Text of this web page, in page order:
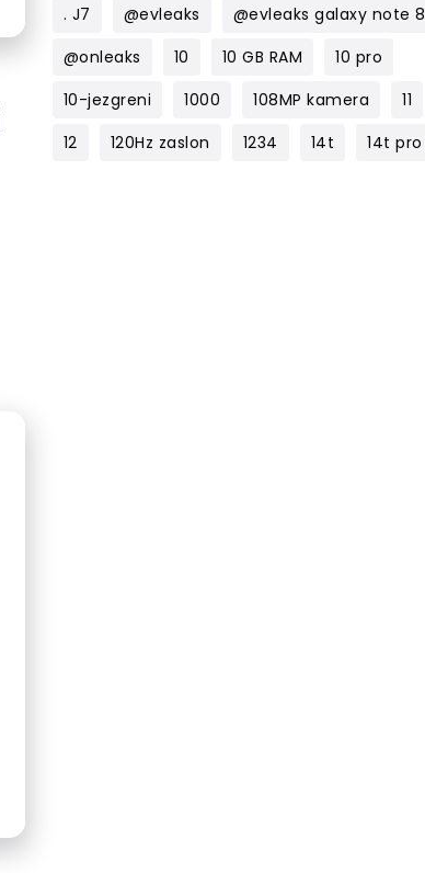
. J7 @evleaks
@evleaks galaxy note 8
@onleaks
10 10 GB RAM
10 pro
10-jezgreni
1000 108MP kamera
11
12
120Hz zaslon 1234 14t 14t pro